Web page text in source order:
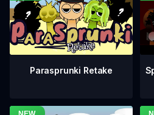
Parasprunki Retake